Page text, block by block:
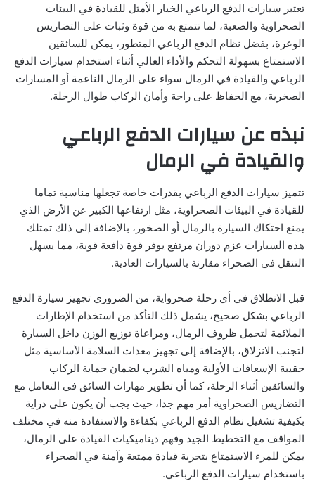
تعتبر سيارات الدفع الرباعي الخيار الأمثل للقيادة في البيئات
الصحراوية والصعبة، لما تتمتع به من قوة وثبات على التضاريس
الوعرة، بفضل نظام الدفع الرباعي المتطور، يمكن للسائقين
الاستمتاع بسهولة التحكم والأداء العالي أثناء استخدام سيارات الدفع
الرباعي والقيادة في الرمال سواء على الرمال الناعمة أو المسارات
الصخرية، مع الحفاظ على راحة وأمان الركاب طوال الرحلة.
نبذه عن سيارات الدفع الرباعي
والقيادة في الرمال
تتميز سيارات الدفع الرباعي بقدرات خاصة تجعلها مناسبة تماما
للقيادة في البيئات الصحراوية، مثل ارتفاعها الكبير عن الأرض الذي
يمنع احتكاك السيارة بالرمال أو الصخور، بالإضافة إلى ذلك تمتلك
هذه السيارات عزم دوران مرتفع يوفر قوة دافعة قوية، مما يسهل
التنقل في الصحراء مقارنة بالسيارات العادية.
قبل الانطلاق في أي رحلة صحرواية، من الضروري تجهيز سيارة الدفع
الرباعي بشكل صحيح، يشمل ذلك التأكد من استخدام الإطارات
الملائمة لتحمل ظروف الرمال، ومراعاة توزيع الوزن داخل السيارة
لتجنب الانزلاق، بالإضافة إلى تجهيز معدات السلامة الأساسية مثل
حقيبة الإسعافات الأولية ومياه الشرب لضمان حماية الركاب
والسائقين أثناء الرحلة، كما أن تطوير مهارات السائق في التعامل مع
التضاريس الصحراوية أمر مهم جدا، حيث يجب أن يكون على دراية
بكيفية تشغيل نظام الدفع الرباعي بكفاءة والاستفادة منه في مختلف
المواقف مع التخطيط الجيد وفهم ديناميكيات القيادة على الرمال،
يمكن للمرء الاستمتاع بتجربة قيادة ممتعة وآمنة في الصحراء
باستخدام سيارات الدفع الرباعي.